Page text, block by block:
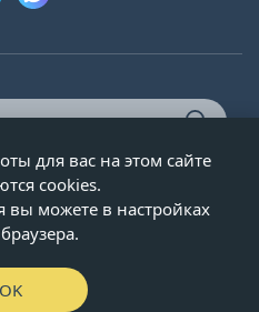
5020092947, 1995-2026 г.
для вас на этом сайте
cookies.
вы можете в настройках
OK